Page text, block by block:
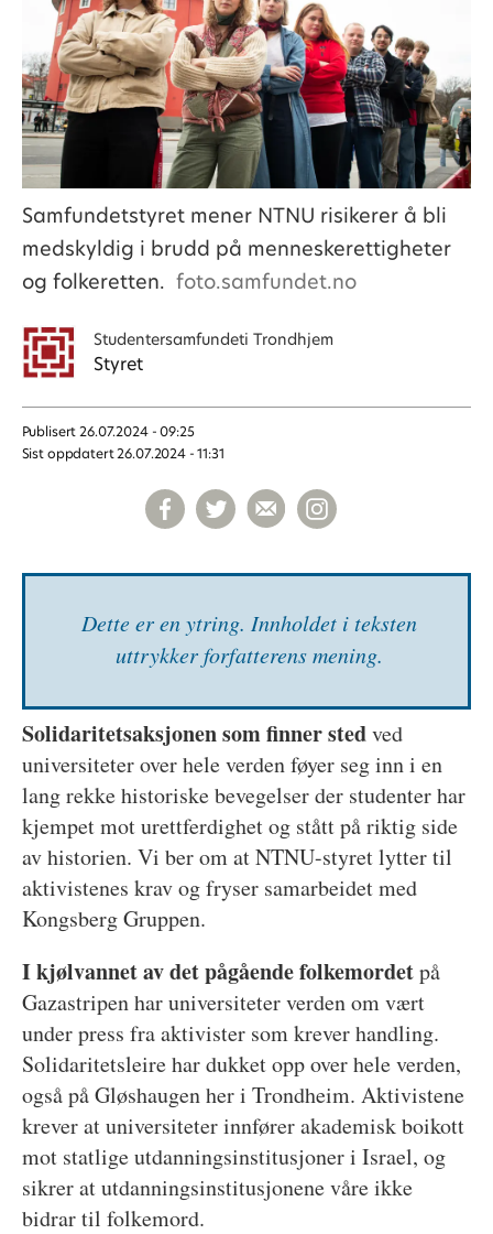
Samfundetstyret mener NTNU risikerer å bli
medskyldig i brudd på menneskerettigheter
og folkeretten. foto.samfundet.no
Studentersamfundeti Trondhjem
Styret
Publisert 26.07.2024 - 09:25
Sist oppdatert 26.07.2024 - 11:31
Dette er en ytring. Inn­holdet i teksten
uttrykker forfatterens mening.
Solidaritetsaksjonen som finner stedved
universiteter over hele verden føyer seg inn i en
lang rekke historiske bevegelser der studenter har
kjempet mot urettferdighet og stått på riktig side
av historien. Vi ber om at NTNU-styret lytter til
aktivistenes krav og fryser samarbeidet med
Kongsberg Gruppen.
I kjølvannet av det pågående folkemordetpå
Gazastripen har universiteter verden om vært
under press fra aktivister som krever handling.
Solidaritetsleire har dukket opp over hele verden,
også på Gløshaugen her i Trondheim. Aktivistene
krever at universiteter innfører akademisk boikott
mot statlige utdanningsinstitusjoner i Israel, og
sikrer at utdanningsinstitusjonene våre ikke
bidrar til folkemord.